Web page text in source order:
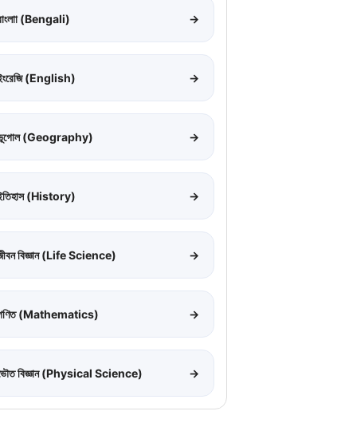
(Bengali) →
(English) →
(Geography) →
(History) →
বিজ্ঞান (Life Science) →
(Mathematics) →
বিজ্ঞান (Physical Science) →